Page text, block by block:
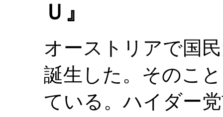
Ｕ』
オーストリアで国
誕生した。そのこ
ている。ハイダー